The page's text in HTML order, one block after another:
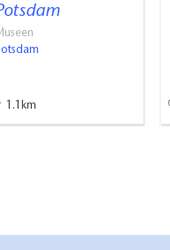
1.1km